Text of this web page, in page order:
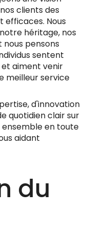
clients des
efficaces. Nous
héritage, nos
pensons
sentent
aiment venir
meilleur service
d'innovation
quotidien clair sur
en toute
aidant
du